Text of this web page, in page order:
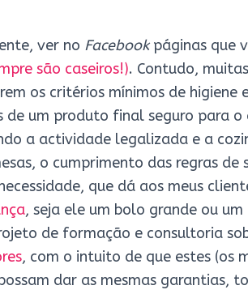
ver no Facebookpáginas que
são caseiros!). Contudo,
os critérios mínimos de higiene
de um produto final seguro para o
a actividade legalizada e a
o cumprimento das regras
que dá aos meus
, seja ele um bolo grande ou
de formação e consultoria
, com o intuito de que estes (os
dar as mesmas garantias,